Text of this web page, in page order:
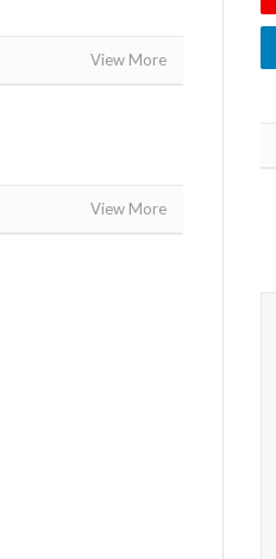
View More
View More